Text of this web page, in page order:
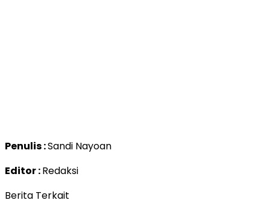
Penulis :Sandi Nayoan
Editor :Redaksi
Berita Terkait